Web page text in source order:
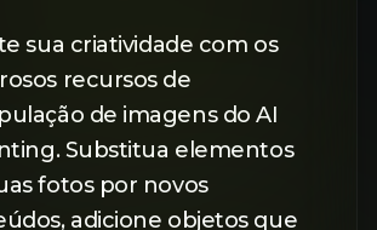
sua criatividade com os
recursos de
de imagens do AI
Substitua elementos
fotos por novos
adicione objetos que